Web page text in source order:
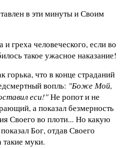
в эти минуты и Своим
и греха человеческого, если во
такое ужасное наказание!
горька, что в конце страданий
вопль: "Боже Мой,
еси!"Не ропот и не
а показал безмерность
Своего во плоти... Но какую
Бог, отдав Своего
муки.